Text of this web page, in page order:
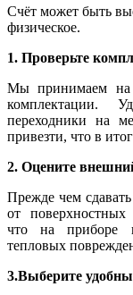
Счёт может быть
физическое.
1. Проверьте
Мы принимаем на
комплектации.
переходники на
привезти, что в
2. Оцените
Прежде чем
от поверхностных
что на приборе
тепловых
3.Выберите